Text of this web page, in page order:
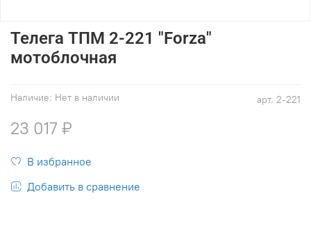
арт. 2-221
Наличие: Нет в наличии
Телега ТПМ 2-221 "Forza"
мотоблочная
23 017 ₽
В избранное
Добавить в сравнение